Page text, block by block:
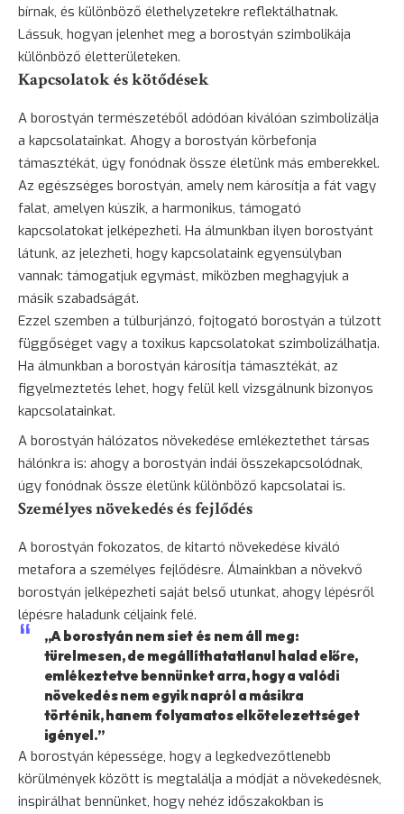
bírnak, és különböző élethelyzetekre reflektálhatnak.
Lássuk, hogyan jelenhet meg a borostyán szimbolikája
különböző életterületeken.
Kapcsolatok és kötődések
A borostyán természetéből adódóan kiválóan szimbolizálja
a kapcsolatainkat. Ahogy a borostyán körbefonja
támasztékát, úgy fonódnak össze életünk más emberekkel.
Az egészséges borostyán, amely nem károsítja a fát vagy
falat, amelyen kúszik, a harmonikus, támogató
kapcsolatokat jelképezheti. Ha álmunkban ilyen borostyánt
látunk, az jelezheti, hogy kapcsolataink egyensúlyban
vannak: támogatjuk egymást, miközben meghagyjuk a
másik szabadságát.
Ezzel szemben a túlburjánzó, fojtogató borostyán a túlzott
függőséget vagy a toxikus kapcsolatokat szimbolizálhatja.
Ha álmunkban a borostyán károsítja támasztékát, az
figyelmeztetés lehet, hogy felül kell vizsgálnunk bizonyos
kapcsolatainkat.
A borostyán hálózatos növekedése emlékeztethet társas
hálónkra is: ahogy a borostyán indái összekapcsolódnak,
úgy fonódnak össze életünk különböző kapcsolatai is.
Személyes növekedés és fejlődés
A borostyán fokozatos, de kitartó növekedése kiváló
metafora a személyes fejlődésre. Álmainkban a növekvő
borostyán jelképezheti saját belső utunkat, ahogy lépésről
lépésre haladunk céljaink felé.
„A borostyán nem siet és nem áll meg:
türelmesen, de megállíthatatlanul halad előre,
emlékeztetve bennünket arra, hogy a valódi
növekedés nem egyik napról a másikra
történik, hanem folyamatos elkötelezettséget
igényel.”
A borostyán képessége, hogy a legkedvezőtlenebb
körülmények között is megtalálja a módját a növekedésnek,
inspirálhat bennünket, hogy nehéz időszakokban is